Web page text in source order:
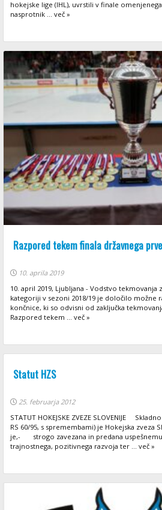
hokejske lige (IHL), uvrstili v finale
nasprotnik ... več »
Razpored tekem finala državnega
10. aprila 2019
10. april 2019, Ljubljana - Vodstvo tekmovanja
kategoriji v sezoni 2018/19 je določilo možne
končnice, ki so odvisni od zaključka
Razpored tekem ... več »
Statut HZS
25. februarja 2012
STATUT HOKEJSKE ZVEZE SLOVENIJE
RS 60/95, s spremembami) je Hokejska zveza
je,- strogo zavezana in predana
trajnostnega, pozitivnega razvoja ter ... več »